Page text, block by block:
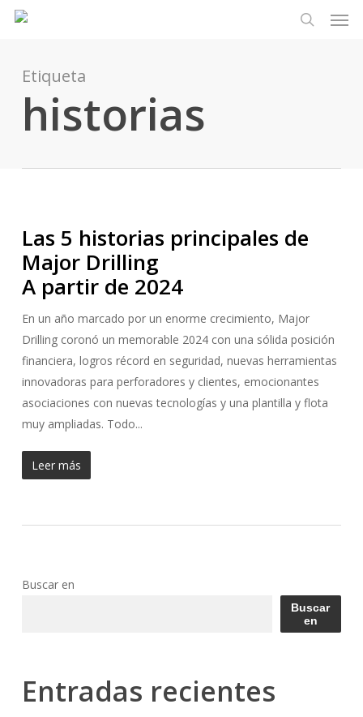
principalEtiqueta
historias
Las 5 historias principales de
Major Drilling
A partir de 2024
En un año marcado por un enorme crecimiento, Major
Drilling coronó un memorable 2024 con una sólida posición
financiera, logros récord en seguridad, nuevas herramientas
innovadoras para perforadores y clientes, emocionantes
asociaciones con nuevas tecnologías y una plantilla y flota
muy ampliadas. Todo...
Leer más
Buscar en
Buscar
en
Entradas recientes